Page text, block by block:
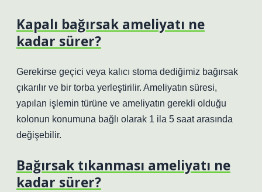
Kapalı bağırsak ameliyatı ne
kadar sürer?
Gerekirse geçici veya kalıcı stoma dediğimiz bağırsak
çıkarılır ve bir torba yerleştirilir. Ameliyatın süresi,
yapılan işlemin türüne ve ameliyatın gerekli olduğu
kolonun konumuna bağlı olarak 1 ila 5 saat arasında
değişebilir.
Bağırsak tıkanması ameliyatı ne
kadar sürer?